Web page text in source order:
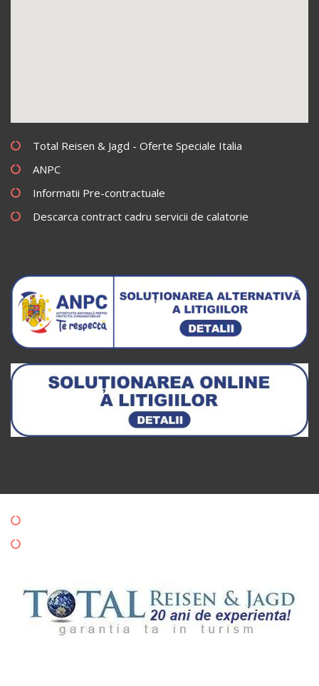
Total Reisen & Jagd - Oferte Speciale Italia
ANPC
Informatii Pre-contractuale
Descarca contract cadru servicii de calatorie